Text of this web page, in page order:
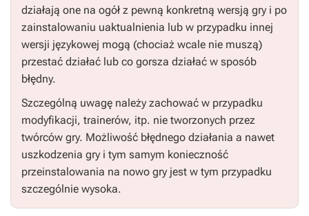
działają one na ogół z pewną konkretną wersją gry i po
zainstalowaniu uaktualnienia lub w przypadku innej
wersji językowej mogą (chociaż wcale nie muszą)
przestać działać lub co gorsza działać w sposób
błędny.
Szczególną uwagę należy zachować w przypadku
modyfikacji, trainerów, itp. nie tworzonych przez
twórców gry. Możliwość błędnego działania a nawet
uszkodzenia gry i tym samym konieczność
przeinstalowania na nowo gry jest w tym przypadku
szczególnie wysoka.